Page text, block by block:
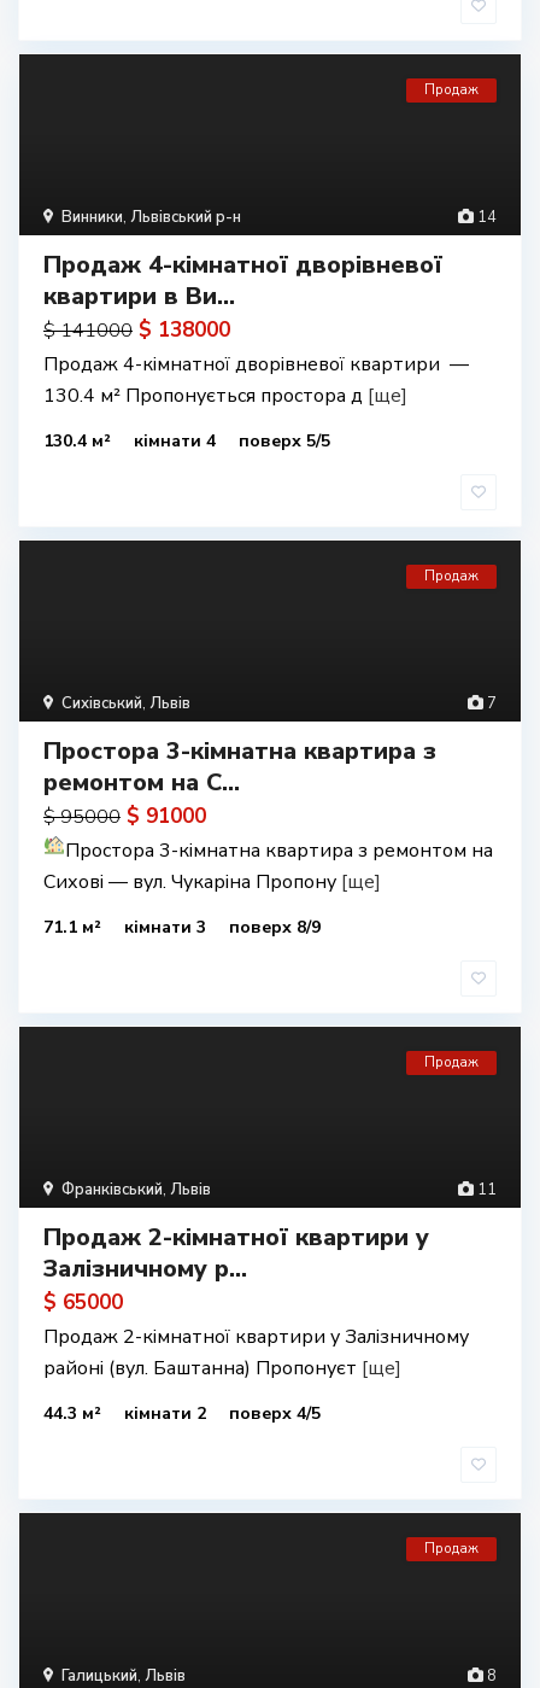
14
Винники, Львівський р-н
Продаж
Продаж 4-кімнатної дворівневої
квартири в Ви...
$ 141000 $ 138000
Продаж 4-кімнатної дворівневої квартири —
130.4 м² Пропонується простора д [ще]
130.4 м² кімнати 4 поверх 5/5
7
Сихівський, Львів
Продаж
Простора 3-кімнатна квартира з
ремонтом на С...
$ 95000 $ 91000
Простора 3-кімнатна квартира з ремонтом на
Сихові — вул. Чукаріна Пропону [ще]
71.1 м² кімнати 3 поверх 8/9
11
Франківський, Львів
Продаж
Продаж 2-кімнатної квартири у
Залізничному р...
$ 65000
Продаж 2-кімнатної квартири у Залізничному
районі (вул. Баштанна) Пропонуєт [ще]
44.3 м² кімнати 2 поверх 4/5
8
Галицький, Львів
Продаж